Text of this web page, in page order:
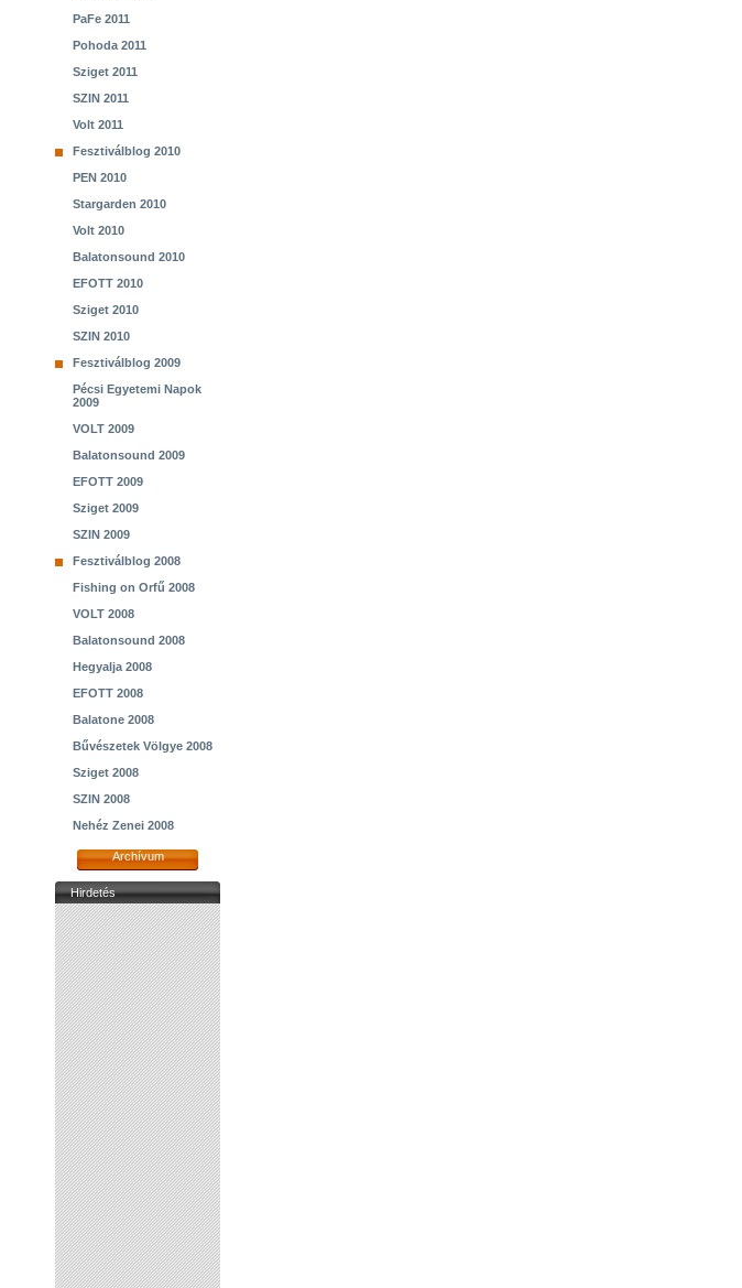
PaFe 2011
Pohoda 2011
Sziget 2011
SZIN 2011
Volt 2011
Fesztiválblog 2010
PEN 2010
Stargarden 2010
Volt 2010
Balatonsound 2010
EFOTT 2010
Sziget 2010
SZIN 2010
Fesztiválblog 2009
Pécsi Egyetemi Napok
2009
VOLT 2009
Balatonsound 2009
EFOTT 2009
Sziget 2009
SZIN 2009
Fesztiválblog 2008
Fishing on Orfű 2008
VOLT 2008
Balatonsound 2008
Hegyalja 2008
EFOTT 2008
Balatone 2008
Bűvészetek Völgye 2008
Sziget 2008
SZIN 2008
Nehéz Zenei 2008
Archívum
Hirdetés